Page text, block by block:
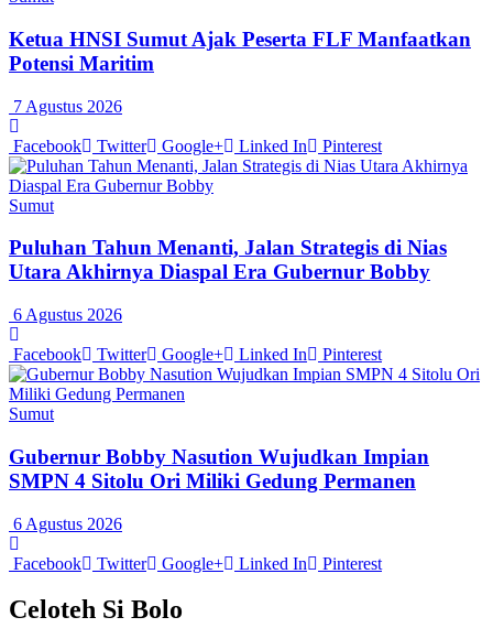
Ketua HNSI Sumut Ajak Peserta FLF Manfaatkan
Potensi Maritim
7 Agustus 2026
Facebook Twitter Google+ Linked In Pinterest
Sumut
Puluhan Tahun Menanti, Jalan Strategis di Nias
Utara Akhirnya Diaspal Era Gubernur Bobby
6 Agustus 2026
Facebook Twitter Google+ Linked In Pinterest
Sumut
Gubernur Bobby Nasution Wujudkan Impian
SMPN 4 Sitolu Ori Miliki Gedung Permanen
6 Agustus 2026
Facebook Twitter Google+ Linked In Pinterest
Celoteh Si Bolo